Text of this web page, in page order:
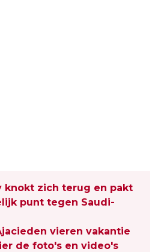
knokt zich terug en pakt
punt tegen Saudi-
vieren vakantie
de foto's en video's